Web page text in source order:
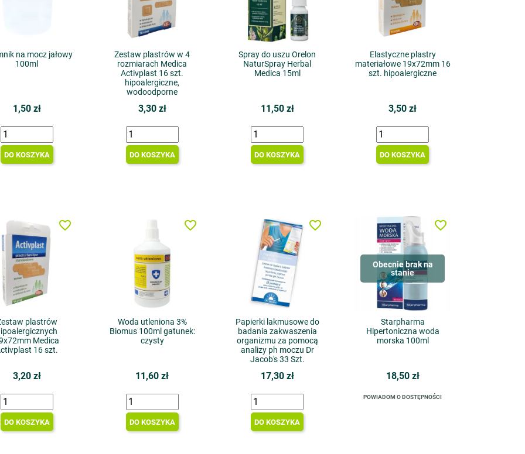
na mocz jałowy
100ml
1,50 zł
DO KOSZYKA
Zestaw plastrów w 4
rozmiarach Medica
Activplast 16 szt.
hipoalergiczne,
wodoodporne
3,30 zł
DO KOSZYKA
Spray do uszu Orelon
NaturSpray Herbal
Medica 15ml
11,50 zł
DO KOSZYKA
Elastyczne plastry
materiałowe 19x72mm 16
szt. hipoalergiczne
3,50 zł
DO KOSZYKA
plastrów
Medica
16 szt.
3,20 zł
DO KOSZYKA
favorite_border
Woda utleniona 3%
Biomus 100ml gatunek:
czysty
11,60 zł
DO KOSZYKA
favorite_border
Papierki lakmusowe do
badania zakwaszenia
organizmu za pomocą
analizy ph moczu Dr
Jacob's 33 Szt.
17,30 zł
DO KOSZYKA
favorite_border
Obecnie brak na
stanie
Starpharma
Hipertoniczna woda
morska 100ml
18,50 zł
POWIADOM O DOSTĘPNOŚCI
favorite_border